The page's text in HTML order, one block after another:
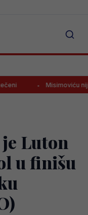
Misimoviću nije smetalo
Luton
u finišu